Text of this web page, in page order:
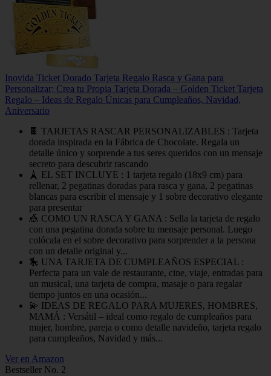
Inovida Ticket Dorado Tarjeta Regalo Rasca y Gana para
Personalizar; Crea tu Propia Tarjeta Dorada – Golden Ticket Tarjeta
Regalo – Ideas de Regalo Únicas para Cumpleaños, Navidad,
Aniversario
🍫 TARJETAS RASCAR PERSONALIZABLES : Tarjeta
dorada inspirada en la Fábrica de Chocolate. Regala un
detalle único y sorprende a tus seres queridos con un mensaje
secreto para descubrir rascando
🗼 EL SET INCLUYE : 1 tarjeta regalo (18x9 cm) para
rellenar, 2 pegatinas doradas para rasca y gana, 2 pegatinas
blancas para escribir el mensaje y 1 sobre decorativo elegante
para presentar
🎪 COMO UN RASCA Y GANA : Sella la tarjeta de regalo
con una pegatina dorada sobre tu mensaje personal. Luego
colócala en el sobre decorativo para sorprender a la persona
con un detalle original y...
🎠 UNA TARJETA DE CUMPLEAÑOS ESPECIAL :
Perfecta para un vale de restaurante, cine, viaje, entradas para
un musical, una tarjeta de compra, masaje o para regalar
tiempo juntos en una ocasión...
💫 IDEAS DE REGALO PARA MUJERES, HOMBRES,
MAMÁ : Versátil – ideal como regalo de cumpleaños para
mujer, hombre, pareja o como detalle navideño, tarjeta regalo
para cumpleaños, Navidad y más...
Ver en Amazon
Bestseller No. 2